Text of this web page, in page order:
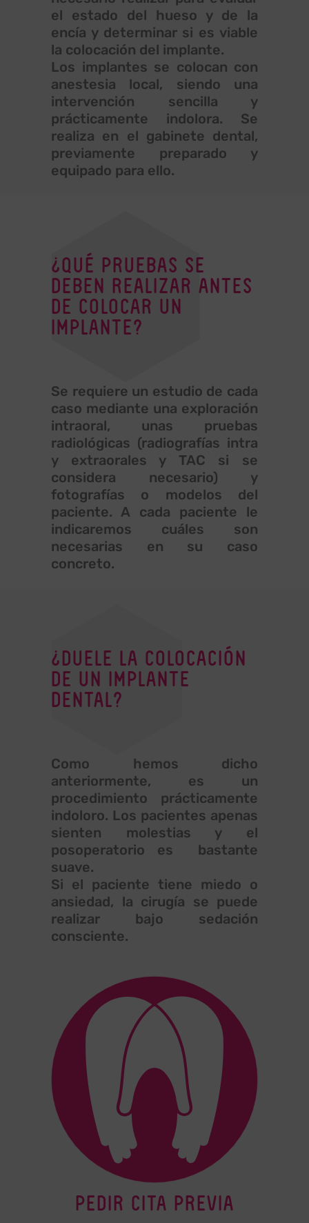
el estado del hueso y de la
encía y determinar si es viable
la colocación del implante.
Los implantes se colocan con
anestesia local, siendo una
intervención sencilla y
prácticamente indolora. Se
realiza en el gabinete dental,
previamente preparado y
equipado para ello.
¿QUÉ PRUEBAS SE
DEBEN REALIZAR ANTES
DE COLOCAR UN
IMPLANTE?
Se requiere un estudio de cada
caso mediante una exploración
intraoral, unas pruebas
radiológicas (radiografías intra
y extraorales y TAC si se
considera necesario) y
fotografías o modelos del
paciente. A cada paciente le
indicaremos cuáles son
necesarias en su caso
concreto.
¿DUELE LA COLOCACIÓN
DE UN IMPLANTE
DENTAL?
Como hemos dicho
anteriormente, es un
procedimiento prácticamente
indoloro. Los pacientes apenas
sienten molestias y el
posoperatorio es bastante
suave.
Si el paciente tiene miedo o
ansiedad, la cirugía se puede
realizar bajo sedación
consciente.
PEDIR CITA PREVIA